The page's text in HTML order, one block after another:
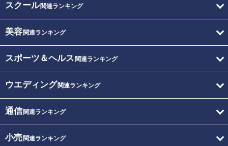
スクール関連ランキング
美容関連ランキング
スポーツ＆ヘルス 関連ランキング
ウエディング関連ランキング
通信関連ランキング
小売関連ランキング